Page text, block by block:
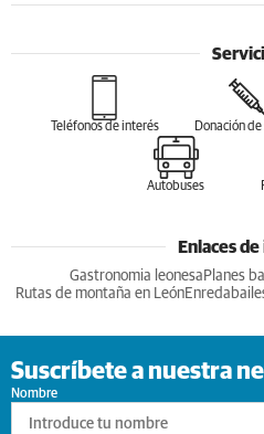
Teléfonos de interés Donación
Autobuses
Enlaces
Gastronomia leonesa Planes
Rutas de montaña en León
Suscríbete a nuestra
Nombre